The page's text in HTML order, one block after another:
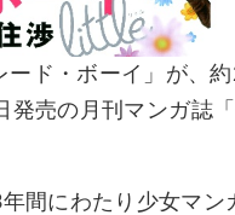
ド・ボーイ」が、
発売の月刊マンガ誌
間にわたり少女マ